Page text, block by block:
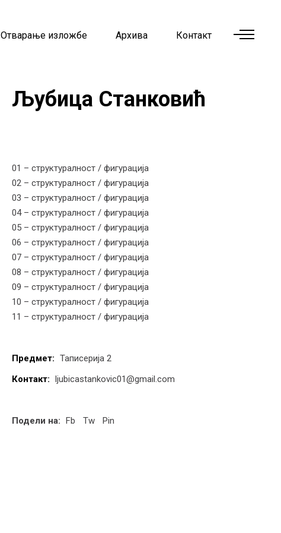
Отварање изложбе Архива Контакт
Љубица Станковић
01 – структуралност / фигурација
02 – структуралност / фигурација
03 – структуралност / фигурација
04 – структуралност / фигурација
05 – структуралност / фигурација
06 – структуралност / фигурација
07 – структуралност / фигурација
08 – структуралност / фигурација
09 – структуралност / фигурација
10 – структуралност / фигурација
11 – структуралност / фигурација
Предмет: Таписерија 2
Контакт: ljubicastankovic01@gmail.com
Подели на: Fb Tw Pin